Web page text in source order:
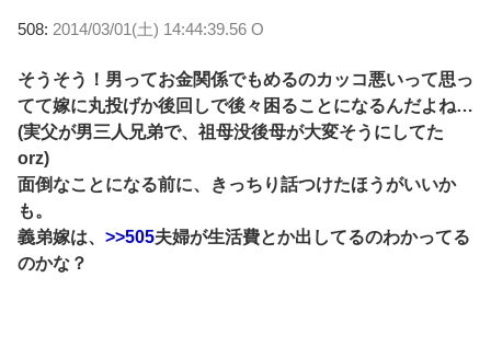
508: 2014/03/01(土) 14:44:39.56 O
そうそう！男ってお金関係でもめるのカッコ悪いって思っ
てて嫁に丸投げか後回しで後々困ることになるんだよね…
(実父が男三人兄弟で、祖母没後母が大変そうにしてた
orz)
面倒なことになる前に、きっちり話つけたほうがいいか
も。
義弟嫁は、 >>505夫婦が生活費とか出してるのわかってる
のかな？